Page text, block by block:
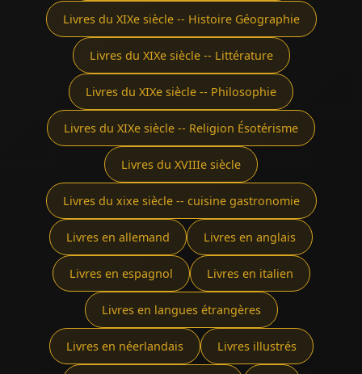
Livres du XIXe siècle -- Histoire Géographie
Livres du XIXe siècle -- Littérature
Livres du XIXe siècle -- Philosophie
Livres du XIXe siècle -- Religion Ésotérisme
Livres du XVIIIe siècle
Livres du xixe siècle -- cuisine gastronomie
Livres en allemand Livres en anglais
Livres en espagnol Livres en italien
Livres en langues étrangères
Livres en néerlandais Livres illustrés